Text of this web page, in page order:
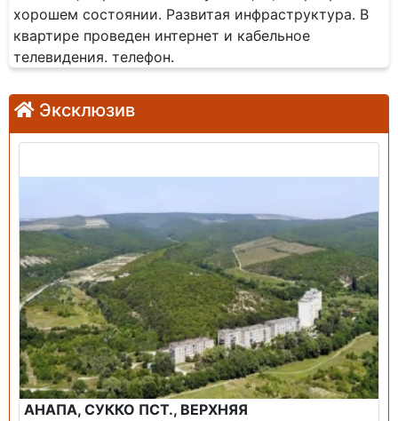
хорошем состоянии. Развитая инфраструктура. В
квартире проведен интернет и кабельное
телевидения. телефон.
Эксклюзив
АНАПА, СУККО ПСТ., ВЕРХНЯЯ